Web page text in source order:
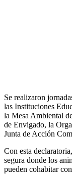
Se realizaron
las Instituciones
la Mesa Ambiental
de Envigado, la
Junta de Acción
Con esta
segura donde los
pueden cohabitar